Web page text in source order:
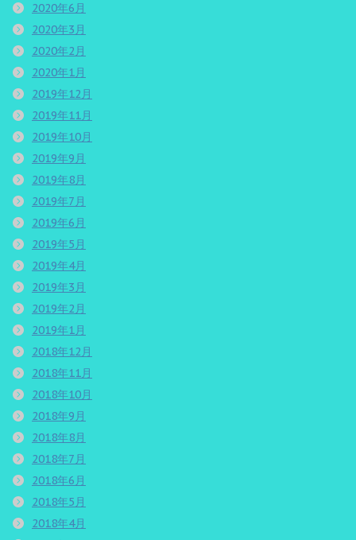
2020年6月
2020年3月
2020年2月
2020年1月
2019年12月
2019年11月
2019年10月
2019年9月
2019年8月
2019年7月
2019年6月
2019年5月
2019年4月
2019年3月
2019年2月
2019年1月
2018年12月
2018年11月
2018年10月
2018年9月
2018年8月
2018年7月
2018年6月
2018年5月
2018年4月